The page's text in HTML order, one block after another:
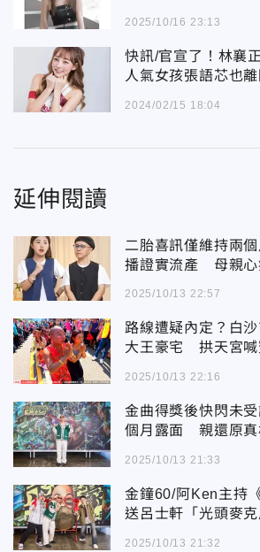
2025/10/16 23:13
快訊/官宣了！林襄
人氣女孩張語芯也
2024/02/15 18:04
延伸閱讀
二胎喜訊僅維持兩
播證實流產 母親心
2025/10/13 22:57
路線遭疑內定？白
大王豪宅 拱天宮喊
2025/10/13 22:16
金曲得獎後快閃未
個月露面 親還原真
2025/10/13 21:33
金鐘60/阿Ken主持
送呂士軒「光頭麥
2025/10/13 21:32